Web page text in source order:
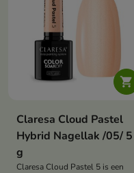

Claresa Cloud Pastel
Hybrid Nagellak /05/ 5
g
Claresa Cloud Pastel 5 is een